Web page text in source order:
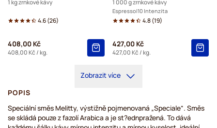
1 kg zrnkové kávy
4.6(26)
408,00 Kč
408,00 Kč / kg.
1 000 g zrnkové kávy
Espresso 10 Intenzita
4.8(19)
427,00 Kč
427,00 Kč / kg.
Zobrazit více
POPIS
Speciální směs Melitty, výstižně pojmenovaná „Speciale“. Směs
se skládá pouze z fazolí Arabica a je st?ednpražená. To dává